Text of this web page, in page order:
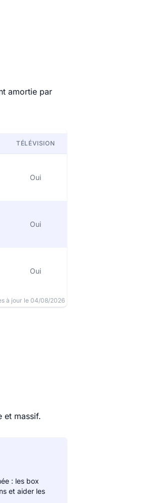
amortie par
TÉLÉVISION
Oui
Oui
Oui
à jour le 04/08/2026
et massif.
: les box
et aider les